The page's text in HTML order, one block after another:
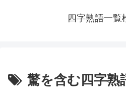
四字熟語一覧
驚を含む四字熟